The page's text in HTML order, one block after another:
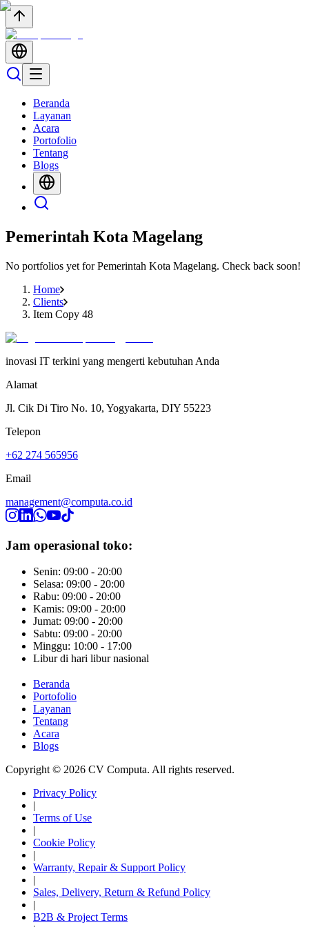
Beranda
Layanan
Acara
Portofolio
Tentang
Blogs
Pemerintah Kota Magelang
No portfolios yet forPemerintah Kota Magelang. Check back soon!
Home
Clients
Item Copy 48
inovasi IT terkini yang mengerti kebutuhan Anda
Alamat
Jl. Cik Di Tiro No. 10, Yogyakarta, DIY 55223
Telepon
+62 274 565956
Email
management@computa.co.id
Jam operasional toko:
Senin: 09:00 - 20:00
Selasa: 09:00 - 20:00
Rabu: 09:00 - 20:00
Kamis: 09:00 - 20:00
Jumat: 09:00 - 20:00
Sabtu: 09:00 - 20:00
Minggu: 10:00 - 17:00
Libur di hari libur nasional
Beranda
Portofolio
Layanan
Tentang
Acara
Blogs
Copyright © 2026 CV Computa. All rights reserved.
Privacy Policy
|
Terms of Use
|
Cookie Policy
|
Warranty, Repair & Support Policy
|
Sales, Delivery, Return & Refund Policy
|
B2B & Project Terms